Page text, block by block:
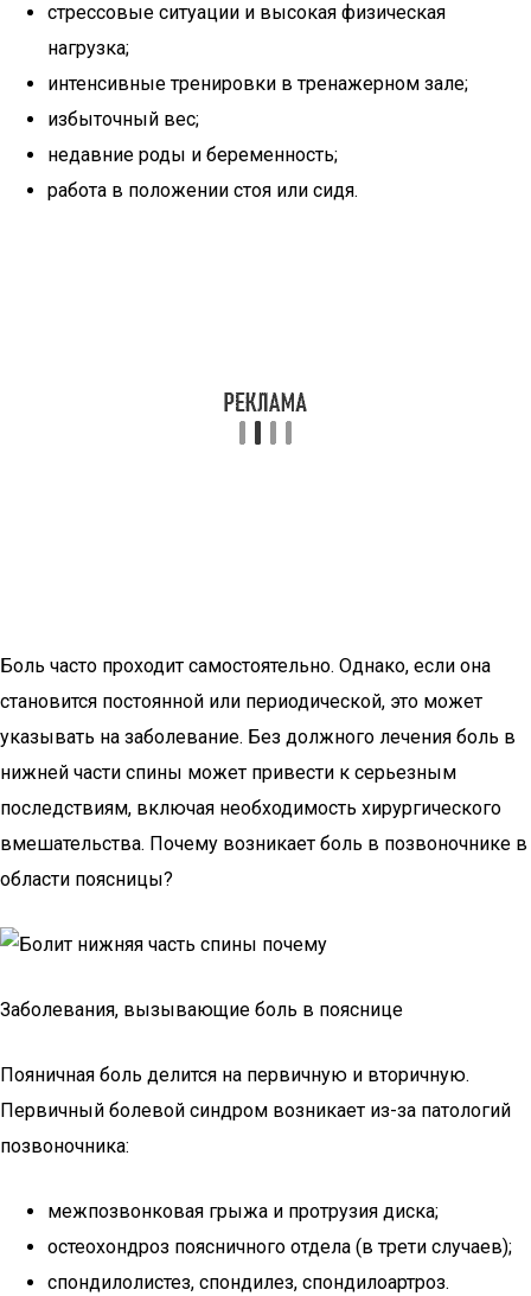
стрессовые ситуации и высокая физическая
нагрузка;
интенсивные тренировки в тренажерном зале;
избыточный вес;
недавние роды и беременность;
работа в положении стоя или сидя.
Боль часто проходит самостоятельно. Однако, если она
становится постоянной или периодической, это может
указывать на заболевание. Без должного лечения боль в
нижней части спины может привести к серьезным
последствиям, включая необходимость хирургического
вмешательства. Почему возникает боль в позвоночнике в
области поясницы?
Заболевания, вызывающие боль в пояснице
Пояничная боль делится на первичную и вторичную.
Первичный болевой синдром возникает из-за патологий
позвоночника:
межпозвонковая грыжа и протрузия диска;
остеохондроз поясничного отдела (в трети случаев);
спондилолистез, спондилез, спондилоартроз.